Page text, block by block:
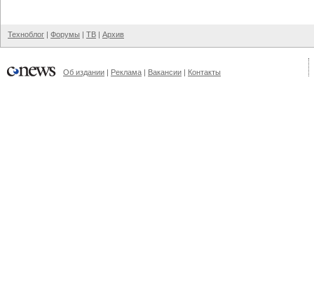
Техноблог | Форумы | ТВ | Архив
Об издании | Реклама | Вакансии | Контакты